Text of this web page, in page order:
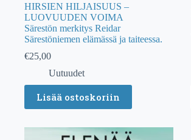
HIRSIEN HILJAISUUS –
LUOVUUDEN VOIMA
Särestön merkitys Reidar
Särestöniemen elämässä ja taiteessa.
€25,00
Uutuudet
Lisää ostoskoriin